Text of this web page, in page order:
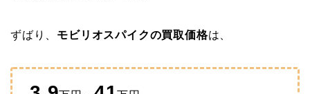
ずばり、 モビリオスパイクの買取価格は、